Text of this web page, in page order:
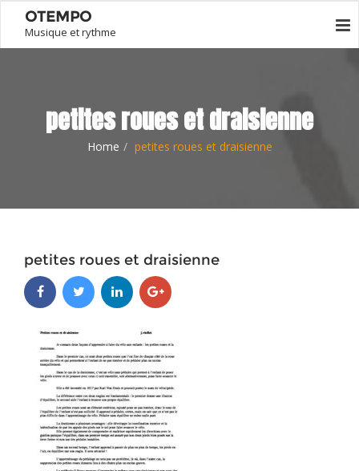
OTEMPO
Musique et rythme
petites roues et draisienne
Home petites roues et draisienne
petites roues et draisienne